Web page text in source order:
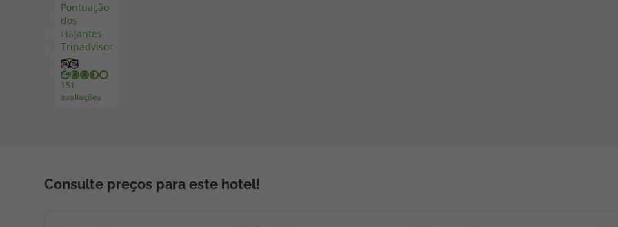
Disneyland ® Paris
Pontuação
dos
viajantes
Tripadvisor
151
avaliações
Ver
mais
fotos
(32)
Consulte preços para este hotel!